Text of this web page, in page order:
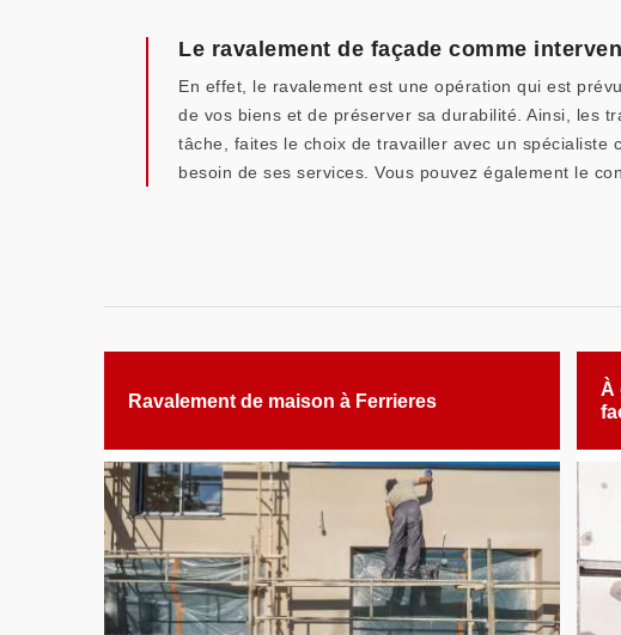
Le ravalement de façade comme
En effet, le ravalement est une opération qui est
de vos biens et de préserver sa durabilité. Ainsi, les
tâche, faites le choix de travailler avec un spécialiste
besoin de ses services. Vous pouvez également le
Ravalement de maison à Ferrieres
À